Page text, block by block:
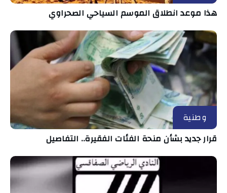
هذا موعد انطلاق الموسم السياحي الصحراوي
وطنية
قرار جديد بشأن منحة الفئات الفقيرة.. التفاصيل